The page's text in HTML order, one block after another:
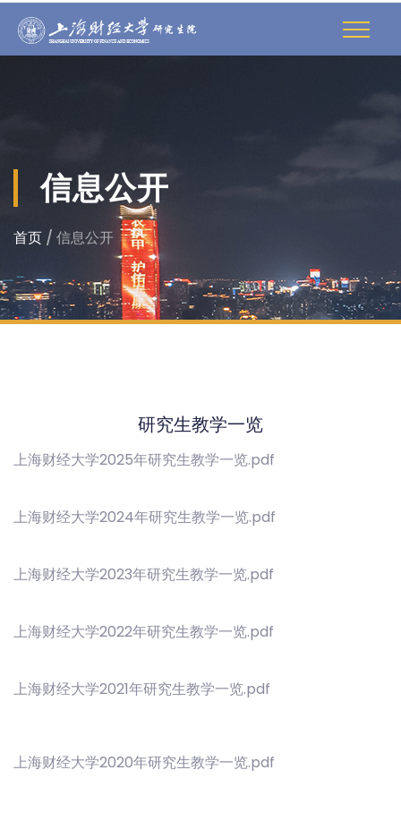
信息公开
首页 / 信息公开
研究生教学一览
上海财经大学2025年研究生教学一览.pdf
上海财经大学2024年研究生教学一览.pdf
上海财经大学2023年研究生教学一览.pdf
上海财经大学2022年研究生教学一览.pdf
上海财经大学2021年研究生教学一览.pdf
上海财经大学2020年研究生教学一览.pdf